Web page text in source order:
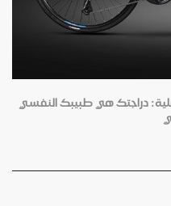
دراجتك هي طبيبك النفسي